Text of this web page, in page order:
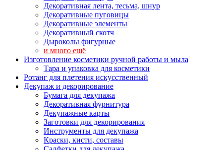
Декоративная лента, тесьма, шнур
Декоративные пуговицы
Декоративные элементы
Декоративный скотч
Дыроколы фигурные
и много ещё
Изготовление косметики ручной работы и мыла
Тара и упаковка для косметики
Ротанг для плетения искусственный
Декупаж и декорирование
Бумага для декупажа
Декоративная фурнитура
Декупажные карты
Заготовки для декорирования
Инструменты для декупажа
Краски, кисти, составы